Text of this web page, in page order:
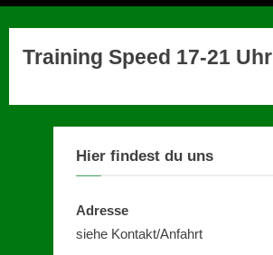
Training Speed 17-21 Uhr
Hier findest du uns
Adresse
siehe Kontakt/Anfahrt